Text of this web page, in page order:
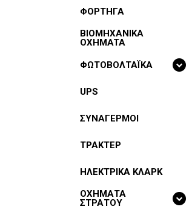
ΦΟΡΤΗΓΑ
BIOMHXANIKA
OXHMATA
ΦΩΤΟΒΟΛΤΑΪΚΑ
UPS
ΣΥΝΑΓΕΡΜΟΙ
ΤΡΑΚΤΕΡ
ΗΛΕΚΤΡΙΚΑ ΚΛΑΡΚ
ΟΧΗΜΑΤΑ
ΣΤΡΑΤΟΥ